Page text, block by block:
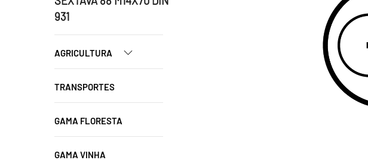
931
AGRICULTURA
TRANSPORTES
GAMA FLORESTA
GAMA VINHA